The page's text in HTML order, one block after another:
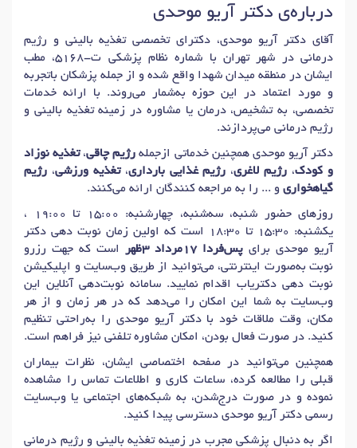
درباره‌ی دکتر آریو موحدی
آقای دکتر آریو موحدی، دکترای تخصصی تغذیه بالینی و رژیم
درمانی در شهر تهران با شماره نظام پزشکی ت-5168، مطب
ایشان در منطقه میدان شهدا واقع شده و از جمله پزشکان باتجربه
و مورد اعتماد در این حوزه به‌شمار می‌روند. با ارائه خدمات
تخصصی، به تشخیص، درمان یا مشاوره در زمینه تغذیه بالینی و
رژیم درمانی می‌پردازند.
دکتر آریو موحدی همچنین خدماتی ازجمله رژیم چاقی،تغذیه نوزاد
و کودک، رژیم لاغری، رژیم غذایی بارداری،تغذیه ورزشی، رژیم
گیاهخواری و ... را به مراجعه کنندگان ارائه می‌کنند.
روزهای حضور شنبه، سه‌شنبه، چهارشنبه: 15:00 تا 19:00 ،
یکشنبه: 15:30 تا 18:30 است که اولین زمان نوبت دهی دکتر
آریو موحدی برای پس‌فردا 17مرداد 3ظهر
است که جهت رزرو
نوبت به‌صورت اینترنتی، می‌توانید از طریق وب‌سایت و اپلیکیشن
نوبت دهی دکتریاب اقدام نمایید. سامانه نوبت‌دهی آنلاین این
وب‌سایت به شما این امکان را می‌دهد که در هر زمان و از هر
مکان، وقت ملاقات خود با دکتر آریو موحدی را به‌راحتی تنظیم
کنید. در صورت فعال بودن، امکان مشاوره تلفنی نیز فراهم است.
همچنین می‌توانید در صفحه اختصاصی ایشان، نظرات بیماران
قبلی را مطالعه کرده، ساعات کاری و اطلاعات تماس را مشاهده
نموده و در صورت درج‌شدن، به شبکه‌های اجتماعی یا وب‌سایت
رسمی دکتر آریو موحدی دسترسی پیدا کنید.
اگر به دنبال پزشکی مجرب در زمینه تغذیه بالینی و رژیم درمانی